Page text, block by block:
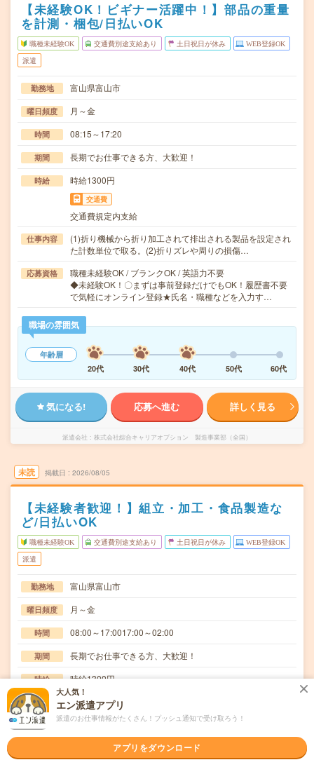
【未経験OK！ビギナー活躍中！】部品の重量
を計測・梱包/日払いOK
職種未経験OK 交通費別途支給あり 土日祝日が休み WEB登録OK
派遣
勤務地 富山県富山市
曜日頻度 月～金
時間 08:15～17:20
期間 長期でお仕事できる方、大歓迎！
時給 時給1300円
交通費
交通費規定内支給
仕事内容
(1)折り機械から折り加工されて排出される製品を設定され
た計数単位で取る。(2)折りズレや周りの損傷…
応募資格
職種未経験OK / ブランクOK / 英語力不要
◆未経験OK！〇まずは事前登録だけでもOK！履歴書不要
で気軽にオンライン登録★氏名・職種などを入力す…
職場の雰囲気
年齢層
20代
30代 40代 50代 60代
気になる! 応募へ進む 詳しく見る
派遣会社 株式会社綜合キャリアオプション 製造事業部（全国）
未読 掲載日 2026/08/05
【未経験者歓迎！】組立・加工・食品製造な
ど/日払いOK
職種未経験OK 交通費別途支給あり 土日祝日が休み WEB登録OK
派遣
勤務地 富山県富山市
曜日頻度 月～金
時間 08:00～17:0017:00～02:00
期間 長期でお仕事できる方、大歓迎！
時給 時給1300円
交通費
交通費規定内支給
仕事内容
外観検査及び付帯作業(材料・構成部品運搬・投入・箱詰
め・書き物作業補助等々)設備に製品や部品を投入し…
大人気！
エン派遣アプリ
派遣のお仕事情報がたくさん！プッシュ通知で受け取ろう！
アプリをダウンロード